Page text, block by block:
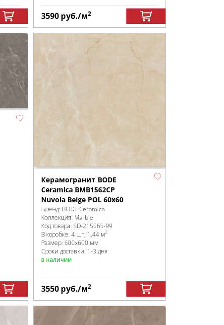
3590 руб./м2
Керамогранит BODE
Ceramica BMB1562CP
Nuvola Beige POL 60x60
Бренд: BODE Ceramica
Коллекция: Marble
Код товара: SD-215565-99
В коробке: 4 шт, 1.44 м2
Размер: 600x600 мм
Сроки доставки: 1-3 дня
в наличии
3550 руб./м2